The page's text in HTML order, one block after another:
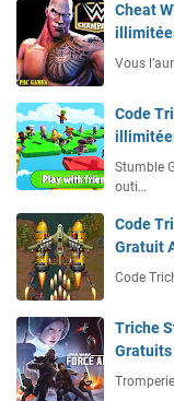
Cheat
Vous
Code
Stumble
outi…
Code
Gratuit
Code
Triche